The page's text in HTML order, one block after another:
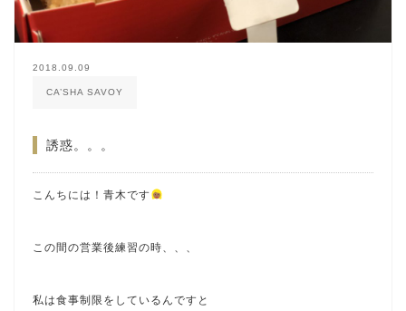
2018.09.09
CA’SHA SAVOY
誘惑。。。
こんちには！青木です
この間の営業後練習の時、、、
私は食事制限をしているんですと